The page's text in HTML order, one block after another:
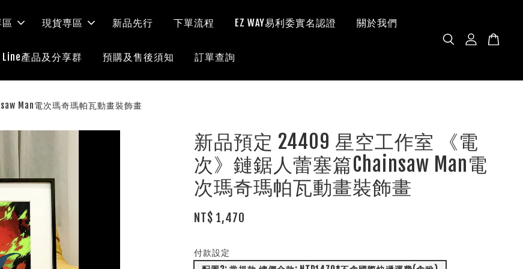
現貨専區 新品先行 下單流程 EZ WAY易利委實名認證 關於我們
Line產品及分享群 預購及售後須知 訂單查詢
Man電次瑪奇瑪帕瓦動畫裝飾畫
新品預定 24409 星空工作室 《電
次》鏈鋸人蕾塞篇Chainsaw Man電
次瑪奇瑪帕瓦動畫裝飾畫
NT$ 1,470
付款設定